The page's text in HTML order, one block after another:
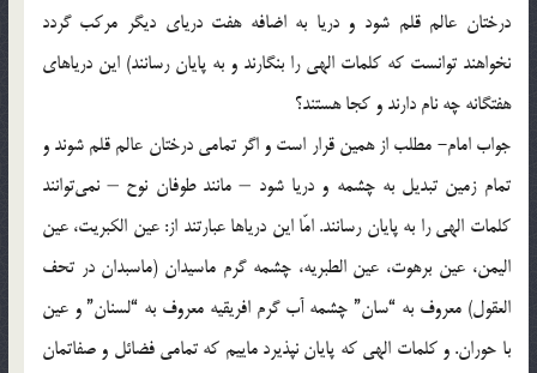
درختان عالم قلم شود و دريا به اضافه هفت درياي ديگر مركب گردد
نخواهند توانست كه كلمات الهي را بنگارند و به پايان رسانند) اين درياهاي
هفتگانه چه نام دارند و كجا هستند؟
جواب امام- مطلب از همين قرار است و اگر تمامي درختان عالم قلم شوند و
تمام زمين تبديل به چشمه و دريا شود – مانند طوفان نوح – نمي‌توانند
كلمات الهي را به پايان رسانند. امّا اين درياها عبارتند از: عين الكبريت، عين
اليمن، عين برهوت، عين الطبريه، چشمه گرم ماسيدان (ماسبدان در تحف
العقول) معروف به “سان” چشمه آب گرم افريقيه معروف به “لسنان” و عين
با حوران. و كلمات الهي كه پايان نپذيرد ماييم كه تمامي فضائل و صفاتمان